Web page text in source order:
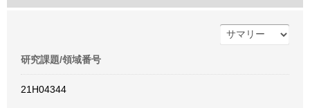
研究課題/領域番号
21H04344